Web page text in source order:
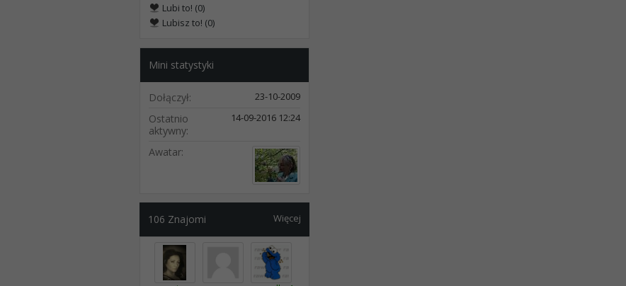
Lubi to! (0)
Lubisz to! (0)
Mini statystyki
Dołączył 23-10-2009
Ostatnio
aktywny
14-09-2016 12:24
Awatar
Więcej
106 Znajomi